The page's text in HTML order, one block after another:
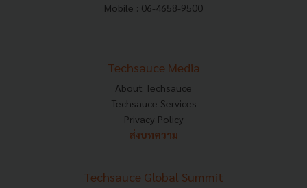
Mobile : 06-4658-9500
Techsauce Media
About Techsauce
Techsauce Services
Privacy Policy
ส่งบทความ
Techsauce Global Summit